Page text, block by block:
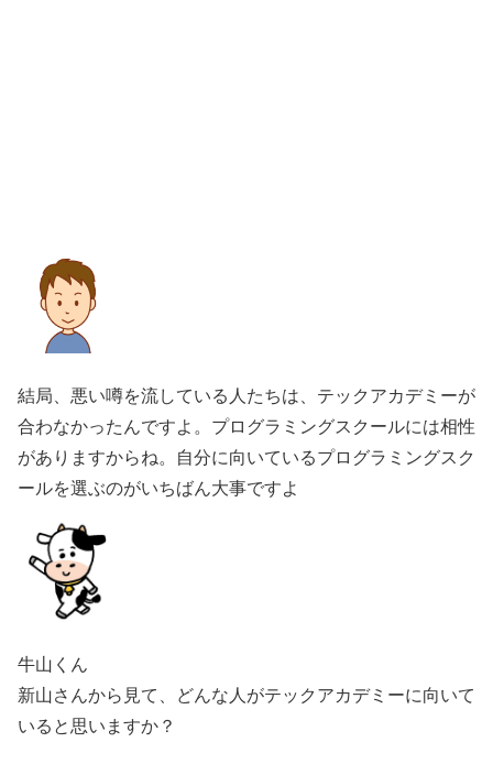
結局、悪い噂を流している人たちは、テックアカデミーが
合わなかったんですよ。プログラミングスクールには相性
がありますからね。自分に向いているプログラミングスク
ールを選ぶのがいちばん大事ですよ
牛山くん
新山さんから見て、どんな人がテックアカデミーに向いて
いると思いますか？